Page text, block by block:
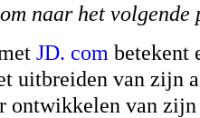
naar het
JD. com betekent
uitbreiden van zijn
ontwikkelen van